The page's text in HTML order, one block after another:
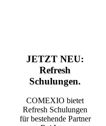
JETZT NEU:
Refresh
Schulungen.
COMEXIO bietet
Refresh Schulungen
für bestehende Partner